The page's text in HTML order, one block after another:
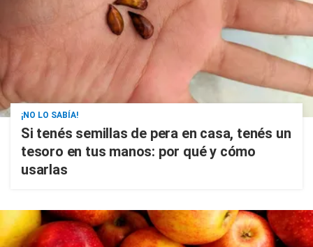
¡NO LO SABÍA!
Si tenés semillas de pera en casa, tenés un
tesoro en tus manos: por qué y cómo
usarlas